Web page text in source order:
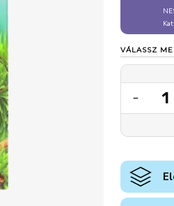
VÁLASSZ
- 1